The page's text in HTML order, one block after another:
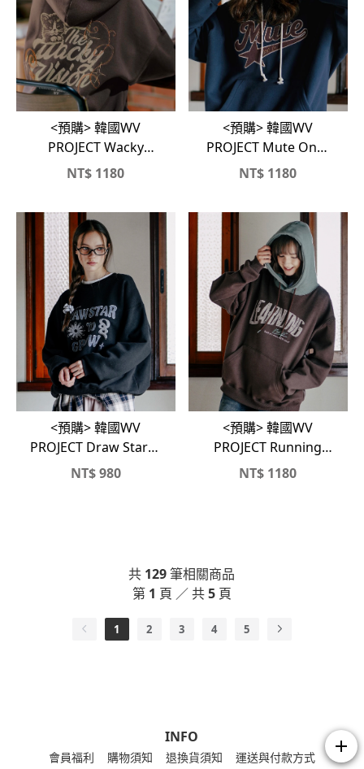
<預購> 韓國WV
PROJECT Wacky
Hood胖胖貓高磅刷毛
NT$ 1180
<預購> 韓國WV
PROJECT Mute On立
體刺繡高磅刷毛帽T
NT$ 1180
<預購> 韓國WV
PROJECT Draw Star復
古感高磅刷毛大學T
NT$980
<預購> 韓國WV
PROJECT Running
Now高磅刷毛帽T
NT$ 1180
共 129筆相關商品
第 1 頁 ／ 共5頁
1 2 3 4 5
INFO
會員福利 購物須知 退換貨須知 運送與付款方式
add